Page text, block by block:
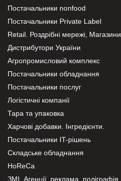
Постачальники nonfood
Постачальники Private Label
Retail. Роздрібні мережі, Магазини
Дистрибутори України
Агропромисловий комплекс
Постачальники обладнання
Постачальники послуг
Логістичні компанії
Тара та упаковка
Харчові добавки. Інгредієнти.
Постачальники IT-рішень
Складське обладнання
HoReCa
ЗМІ, Агенції, реклама, поліграфія